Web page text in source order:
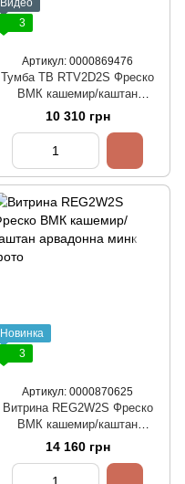
Видео
3
Артикул: 0000869476
Тумба ТВ RTV2D2S Фреско
ВМК кашемир/каштан
арвадонна минк
10 310 грн
Новинка
3
Артикул: 0000870625
Витрина REG2W2S Фреско
ВМК кашемир/каштан
арвадонна минк
14 160 грн